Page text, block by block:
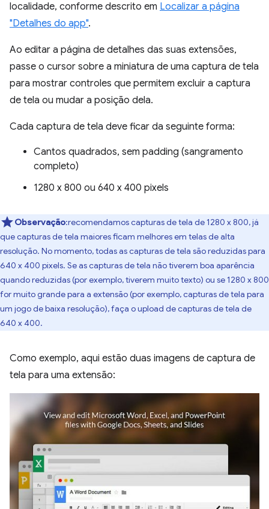
localidade, conforme descrito em Localizar a página
"Detalhes do app".
Ao editar a página de detalhes das suas extensões,
passe o cursor sobre a miniatura de uma captura de tela
para mostrar controles que permitem excluir a captura
de tela ou mudar a posição dela.
Cada captura de tela deve ficar da seguinte forma:
Cantos quadrados, sem padding (sangramento
completo)
1280 x 800 ou 640 x 400 pixels
Observação:recomendamos capturas de tela de 1280 x 800, já
que capturas de tela maiores ficam melhores em telas de alta
resolução. No momento, todas as capturas de tela são reduzidas para
640 x 400 pixels. Se as capturas de tela não tiverem boa aparência
quando reduzidas (por exemplo, tiverem muito texto) ou se 1280 x 800
for muito grande para a extensão (por exemplo, capturas de tela para
um jogo de baixa resolução), faça o upload de capturas de tela de
640 x 400.
Como exemplo, aqui estão duas imagens de captura de
tela para uma extensão: